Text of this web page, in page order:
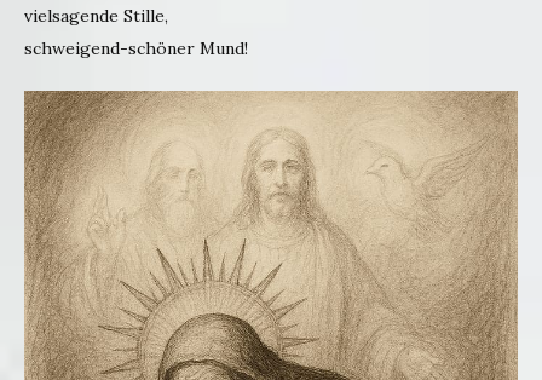
vielsagende Stille,
schweigend-schöner Mund!